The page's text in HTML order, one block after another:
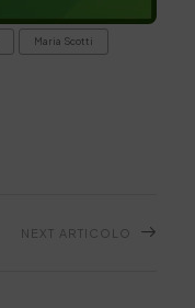
Maria Scotti
NEXT ARTICOLO